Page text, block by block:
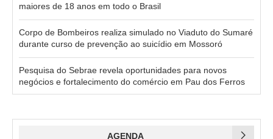
maiores de 18 anos em todo o Brasil
Corpo de Bombeiros realiza simulado no Viaduto do Sumaré
durante curso de prevenção ao suicídio em Mossoró
Pesquisa do Sebrae revela oportunidades para novos
negócios e fortalecimento do comércio em Pau dos Ferros
AGENDA